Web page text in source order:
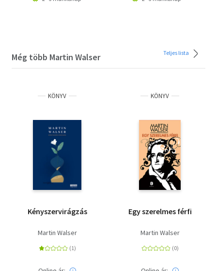
Még több Martin Walser Teljes lista
KÖNYV
Kényszervirágzás
Martin Walser
KÖNYV
Egy szerelmes férfi
Martin Walser